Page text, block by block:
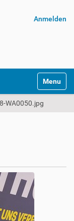
Anmelden
WA0050.jpg